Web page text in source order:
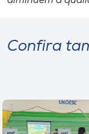
Confira